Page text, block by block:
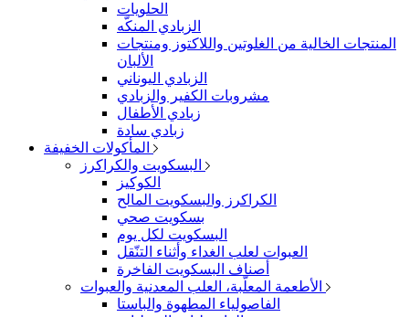
الحلويات
الزبادي المنكّه
المنتجات الخالية من الغلوتين واللاكتوز ومنتجات
الألبان
الزبادي اليوناني
مشروبات الكفير والزبادي
زبادي الأطفال
زبادي سادة
الكوكيز
الكراكرز والبسكويت المالح
بسكويت صحي
البسكويت لكل يوم
العبوات لعلب الغداء وأثناء التنّقل
أصناف البسكويت الفاخرة
الفاصولياء المطهوة والباستا